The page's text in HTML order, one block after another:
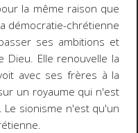
la même raison que
démocratie-chrétienne
ses ambitions et
Dieu. Elle renouvelle la
avec ses frères à la
un royaume qui n'est
Le sionisme n'est qu'un